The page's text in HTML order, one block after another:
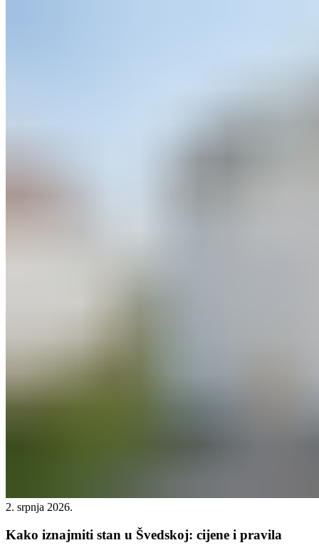
2. srpnja 2026.
Kako iznajmiti stan u Švedskoj: cijene i pravila